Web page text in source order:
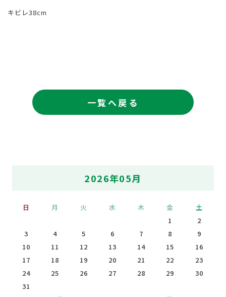
キビレ38cm
一覧へ戻る
2026年05月
日 月 火 水 木 金 土
1
2
3
4 5 6 7 8
9
10
11 12 13 14 15
16
17
18 19 20 21 22
23
24
25 26 27 28 29
30
31